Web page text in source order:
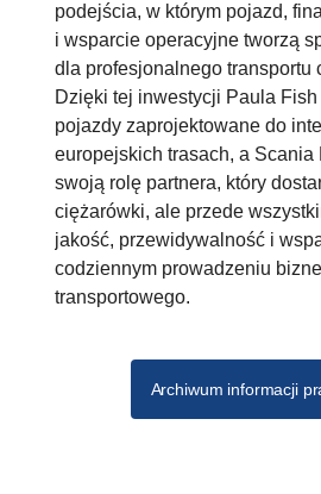
podejścia, w którym pojazd,
i wsparcie operacyjne tworzą
dla profesjonalnego transportu
Dzięki tej inwestycji Paula
pojazdy zaprojektowane do
europejskich trasach, a Scania
swoją rolę partnera, który
ciężarówki, ale przede
jakość, przewidywalność i
codziennym prowadzeniu
transportowego.
Archiwum informacji